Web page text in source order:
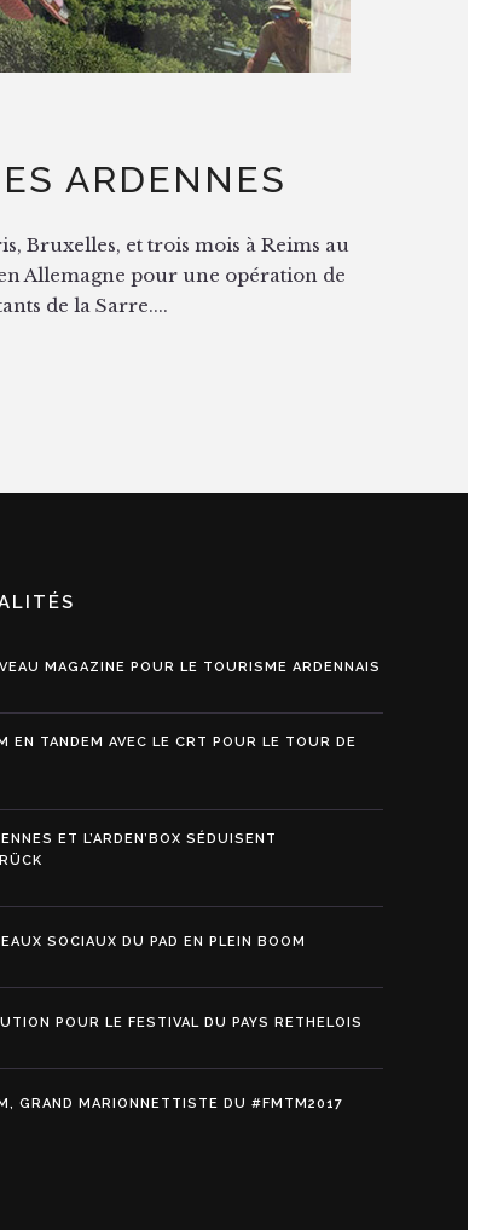
ARDENNES
Bruxelles, et trois mois à Reims au
Allemagne pour une opération de
de la Sarre....
MAGAZINE POUR LE TOURISME ARDENNAIS
EN TANDEM AVEC LE CRT POUR LE TOUR DE
ET L’ARDEN’BOX SÉDUISENT
SOCIAUX DU PAD EN PLEIN BOOM
POUR LE FESTIVAL DU PAYS RETHELOIS
GRAND MARIONNETTISTE DU #FMTM2017